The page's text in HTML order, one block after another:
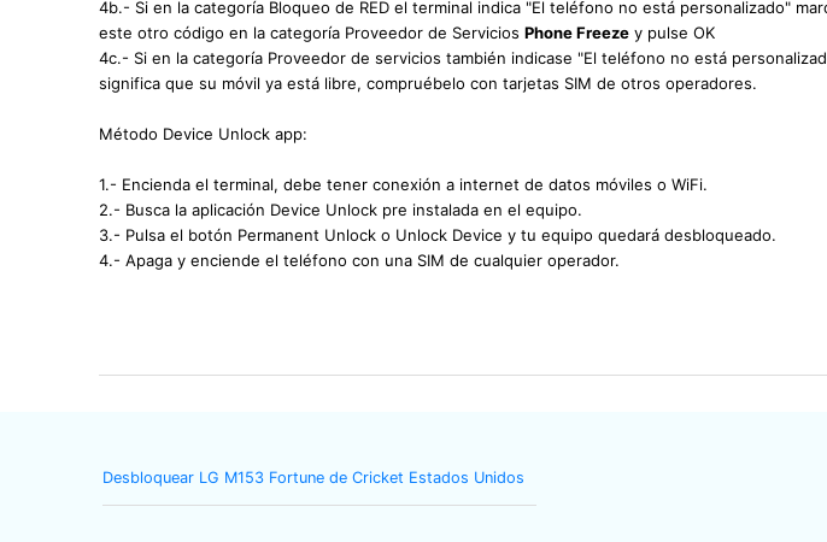
4b.- Si en la categoría Bloqueo de RED el terminal indica "El teléfono no está personalizado"
este otro código en la categoría Proveedor de Servicios Phone Freeze y pulse OK
4c.- Si en la categoría Proveedor de servicios también indicase "El teléfono no está
significa que su móvil ya está libre, compruébelo con tarjetas SIM de otros operadores.
Método Device Unlock app:
1.- Encienda el terminal, debe tener conexión a internet de datos móviles o WiFi.
2.- Busca la aplicación Device Unlock pre instalada en el equipo.
3.- Pulsa el botón Permanent Unlock o Unlock Device y tu equipo quedará desbloqueado.
4.- Apaga y enciende el teléfono con una SIM de cualquier operador.
Desbloquear LG M153 Fortune de Cricket Estados Unidos